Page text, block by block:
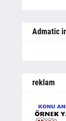
Admatic
reklam